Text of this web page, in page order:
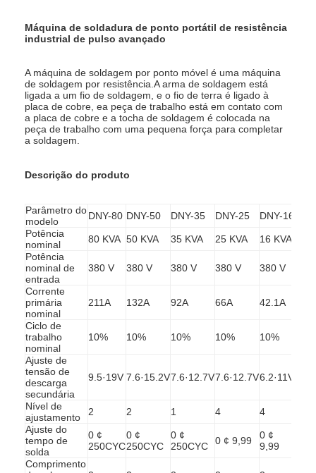
Máquina de soldadura de ponto portátil de resistência
industrial de pulso avançado
A máquina de soldagem por ponto móvel é uma máquina
de soldagem por resistência.A arma de soldagem está
ligada a um fio de soldagem, e o fio de terra é ligado à
placa de cobre, ea peça de trabalho está em contato com
a placa de cobre e a tocha de soldagem é colocada na
peça de trabalho com uma pequena força para completar
a soldagem.
Descrição do produto
Parâmetro do
modelo
DNY-80 DNY-50 DNY-35 DNY-25
DNY-16
Potência
nominal
80 KVA 50 KVA 35 KVA 25 KVA
16 KVA
Potência
nominal de
entrada
380 V 380 V 380 V 380 V 380 V
Corrente
primária
nominal
211A 132A 92A 66A 42.1A
Ciclo de
trabalho
nominal
10% 10% 10% 10% 10%
Ajuste de
tensão de
descarga
secundária
9.5·19V 7.6·15.2V7.6·12.7V7.6·12.7V6.2·11V
Nível de
ajustamento
2 2 1 4
4
Ajuste do
tempo de
solda
0 ¢
250CYC
0 ¢
250CYC
0 ¢
250CYC
0 ¢ 9,99
0 ¢
9,99
Comprimento